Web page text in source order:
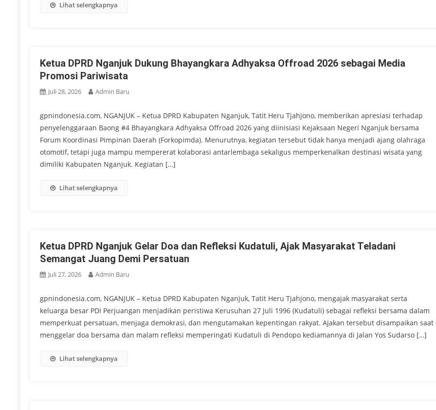
Lihat selengkapnya
Ketua DPRD Nganjuk Dukung Bhayangkara Adhyaksa Offroad 2026 sebagai Media
Promosi Pariwisata
Juli 28, 2026 Admin Baru
gpnindonesia.com, NGANJUK – Ketua DPRD Kabupaten Nganjuk, Tatit Heru Tjahjono, memberikan apresiasi terhadap
penyelenggaraan Baong #4 Bhayangkara Adhyaksa Offroad 2026 yang diinisiasi Kejaksaan Negeri Nganjuk bersama
Forum Koordinasi Pimpinan Daerah (Forkopimda). Menurutnya, kegiatan tersebut tidak hanya menjadi ajang olahraga
otomotif, tetapi juga mampu mempererat kolaborasi antarlembaga sekaligus memperkenalkan destinasi wisata yang
dimiliki Kabupaten Nganjuk. Kegiatan […]
Lihat selengkapnya
Ketua DPRD Nganjuk Gelar Doa dan Refleksi Kudatuli, Ajak Masyarakat Teladani
Semangat Juang Demi Persatuan
Juli 27, 2026 Admin Baru
gpnindonesia.com, NGANJUK – Ketua DPRD Kabupaten Nganjuk, Tatit Heru Tjahjono, mengajak masyarakat serta
keluarga besar PDI Perjuangan menjadikan peristiwa Kerusuhan 27 Juli 1996 (Kudatuli) sebagai refleksi bersama dalam
memperkuat persatuan, menjaga demokrasi, dan mengutamakan kepentingan rakyat. Ajakan tersebut disampaikan saat
menggelar doa bersama dan malam refleksi memperingati Kudatuli di Pendopo kediamannya di Jalan Yos Sudarso […]
Lihat selengkapnya